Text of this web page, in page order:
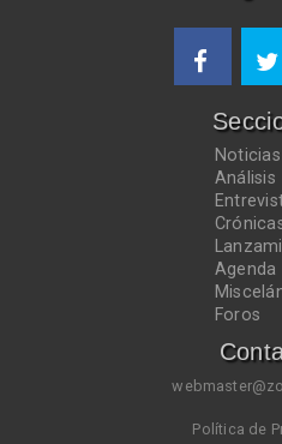
Noticias
Análisis
Agenda
Foros
Política de